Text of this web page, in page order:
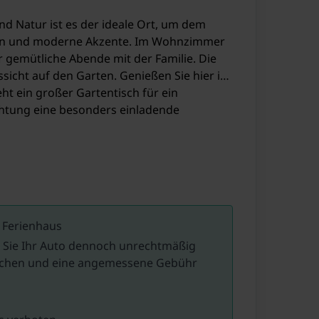
Natur ist es der ideale Ort, um dem
und moderne Akzente. Im Wohnzimmer
Abende mit der Familie. Die
auf den Garten. Genießen Sie hier in
ein großer Gartentisch für ein
eine besonders einladende
für Kinder zum Spielen. Der
Groote Peel, der für seine Vogelwelt
in alten Zeiten nachempfinden können.
Ihr Auto dennoch unrechtmäßig
und eine angemessene Gebühr